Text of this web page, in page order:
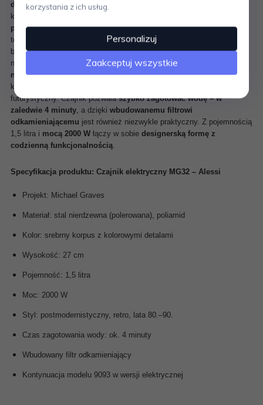
dla marki Alessi , to klasyk współczesnego wzornictwa użytkowego,
który
postmodernistycznych odniesień i popkulturowej lekkości. Model
ten stanowi
elektryczną kontynuację kultowego czajnika 9093
będącego pierwszym projektem Gravesa dla Alessi i jednym z
najbardziej rozpoznawalnych produktów marki.Polerowana stal
nierdzewnaw połączeniu z kolorowymi detalami z poliamidu tworzy
kompozycję, która przyciąga wzrok i wpisuje się w styl retro-
futurystyczny. Czajnik pozwalaszybko zagotować wodę – w
zaledwie 4 minuty, a dzięki wbudowanemu filtrowi
odkamieniającemu jest również niezwykle praktyczny. Z pojemnością
1,5 litra i mocą 2000 W łączy w sobie designerską formę z
codzienną funkcjonalnością.
Specyfikacja produktu: Czajnik elektryczny MG32 – Alessi
Projekt: Michael Graves
Materiał: stal nierdzewna (polerowana), poliamid
Kolor: srebrny korpus z kolorowymi detalami
Wysokość: 27 cm
Pojemność: 1,5 litra
Moc: 2000 W
Styl: postmodernistyczny, retro, lata 80.–90.
Czas zagotowania wody: ok. 4 minuty
Wbudowany filtr odkamieniający
Kontynuacja modelu 9093 w wersji elektrycznej
korzystania z ich usług.
Personalizuj
Zaakceptuj wszystkie